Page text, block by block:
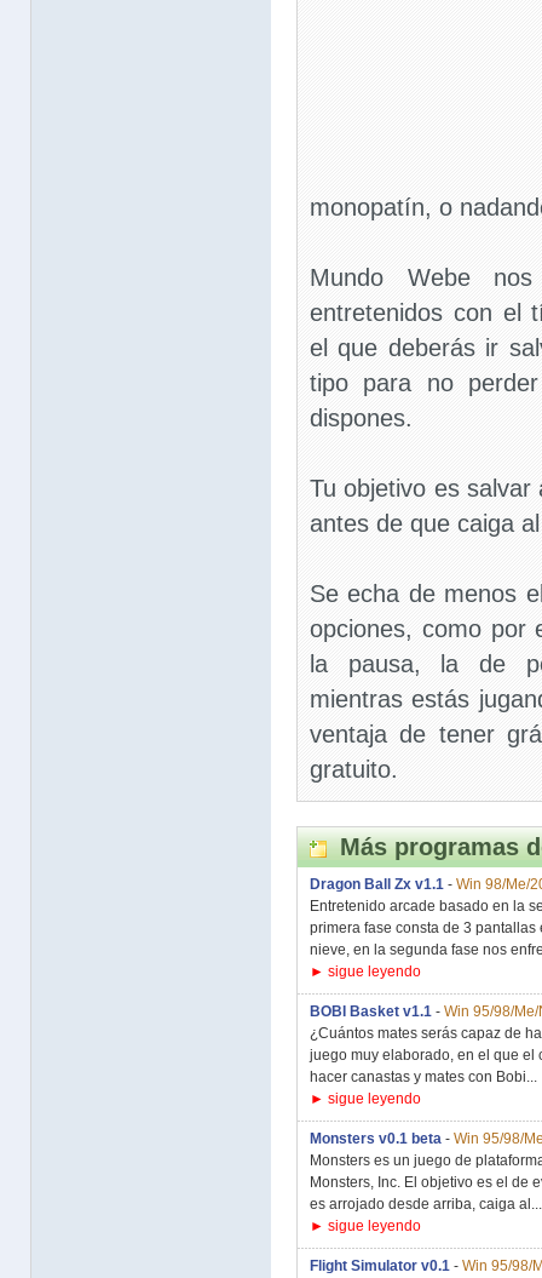
monopatín, o
Mundo Webe
entretenidos con el
el que deberás ir
tipo para no
dispones.
Tu objetivo es
antes de que caiga
Se echa de menos
opciones, como por
la pausa, la de
mientras estás
ventaja de tener
gratuito.
Más programas
Dragon Ball Zx v1.1 - Win 98/Me/
Entretenido arcade basado en la
primera fase consta de 3
nieve, en la segunda fase nos
► sigue leyendo
BOBI Basket v1.1 - Win 95/98/
¿Cuántos mates serás capaz de
juego muy elaborado, en el que el
hacer canastas y mates con Bobi...
► sigue leyendo
Monsters v0.1 beta - Win 95/98/
Monsters es un juego de
Monsters, Inc. El objetivo es el de
es arrojado desde arriba, caiga al...
► sigue leyendo
Flight Simulator v0.1 - Win 95/98/